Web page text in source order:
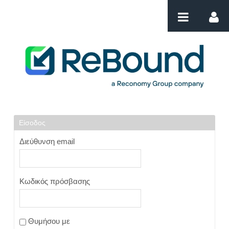
Login
Είσοδος
Διεύθυνση email
Κωδικός πρόσβασης
Θυμήσου με